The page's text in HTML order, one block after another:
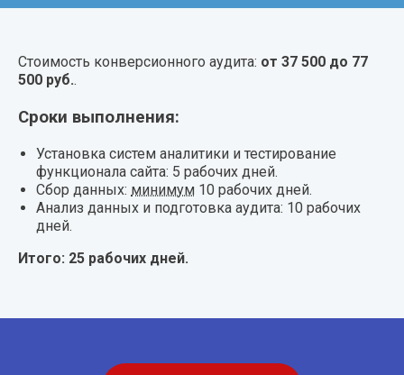
Стоимость конверсионного аудита: от 37 500 до 77
500 руб..
Сроки выполнения:
Установка систем аналитики и тестирование
функционала сайта: 5 рабочих дней.
Сбор данных: минимум 10 рабочих дней.
Анализ данных и подготовка аудита: 10 рабочих
дней.
Итого: 25 рабочих дней.